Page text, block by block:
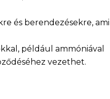
és berendezésekre, ami
például ammóniával
vezethet.